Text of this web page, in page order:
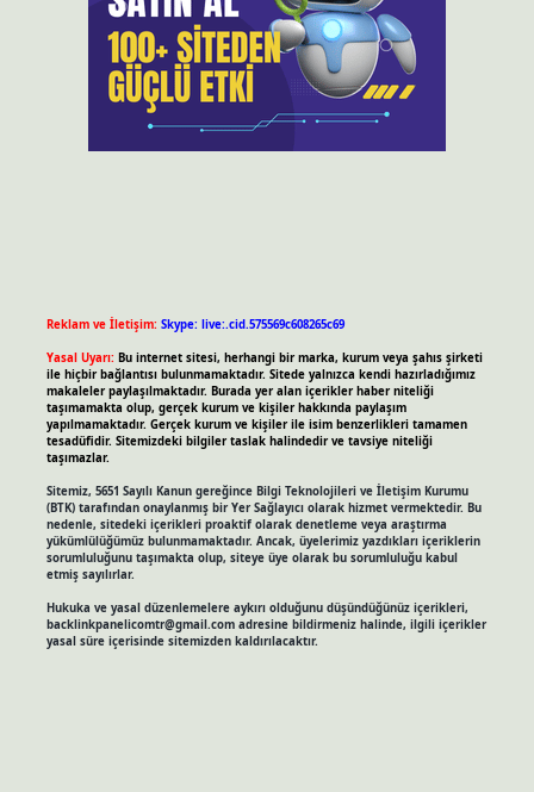
Reklam ve İletişim: Skype: live:.cid.575569c608265c69
Yasal Uyarı: Bu internet sitesi, herhangi bir marka, kurum veya şahıs şirketi
ile hiçbir bağlantısı bulunmamaktadır. Sitede yalnızca kendi hazırladığımız
makaleler paylaşılmaktadır. Burada yer alan içerikler haber niteliği
taşımamakta olup, gerçek kurum ve kişiler hakkında paylaşım
yapılmamaktadır. Gerçek kurum ve kişiler ile isim benzerlikleri tamamen
tesadüfidir. Sitemizdeki bilgiler taslak halindedir ve tavsiye niteliği
taşımazlar.
Sitemiz, 5651 Sayılı Kanun gereğince Bilgi Teknolojileri ve İletişim Kurumu
(BTK) tarafından onaylanmış bir Yer Sağlayıcı olarak hizmet vermektedir. Bu
nedenle, sitedeki içerikleri proaktif olarak denetleme veya araştırma
yükümlülüğümüz bulunmamaktadır. Ancak, üyelerimiz yazdıkları içeriklerin
sorumluluğunu taşımakta olup, siteye üye olarak bu sorumluluğu kabul
etmiş sayılırlar.
Hukuka ve yasal düzenlemelere aykırı olduğunu düşündüğünüz içerikleri,
backlinkpanelicomtr@gmail.comadresine bildirmeniz halinde, ilgili içerikler
yasal süre içerisinde sitemizden kaldırılacaktır.